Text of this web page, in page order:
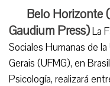
Belo Horizonte
Gaudium Press)La
Sociales Humanas de
Gerais (UFMG), en
Psicología, realizará